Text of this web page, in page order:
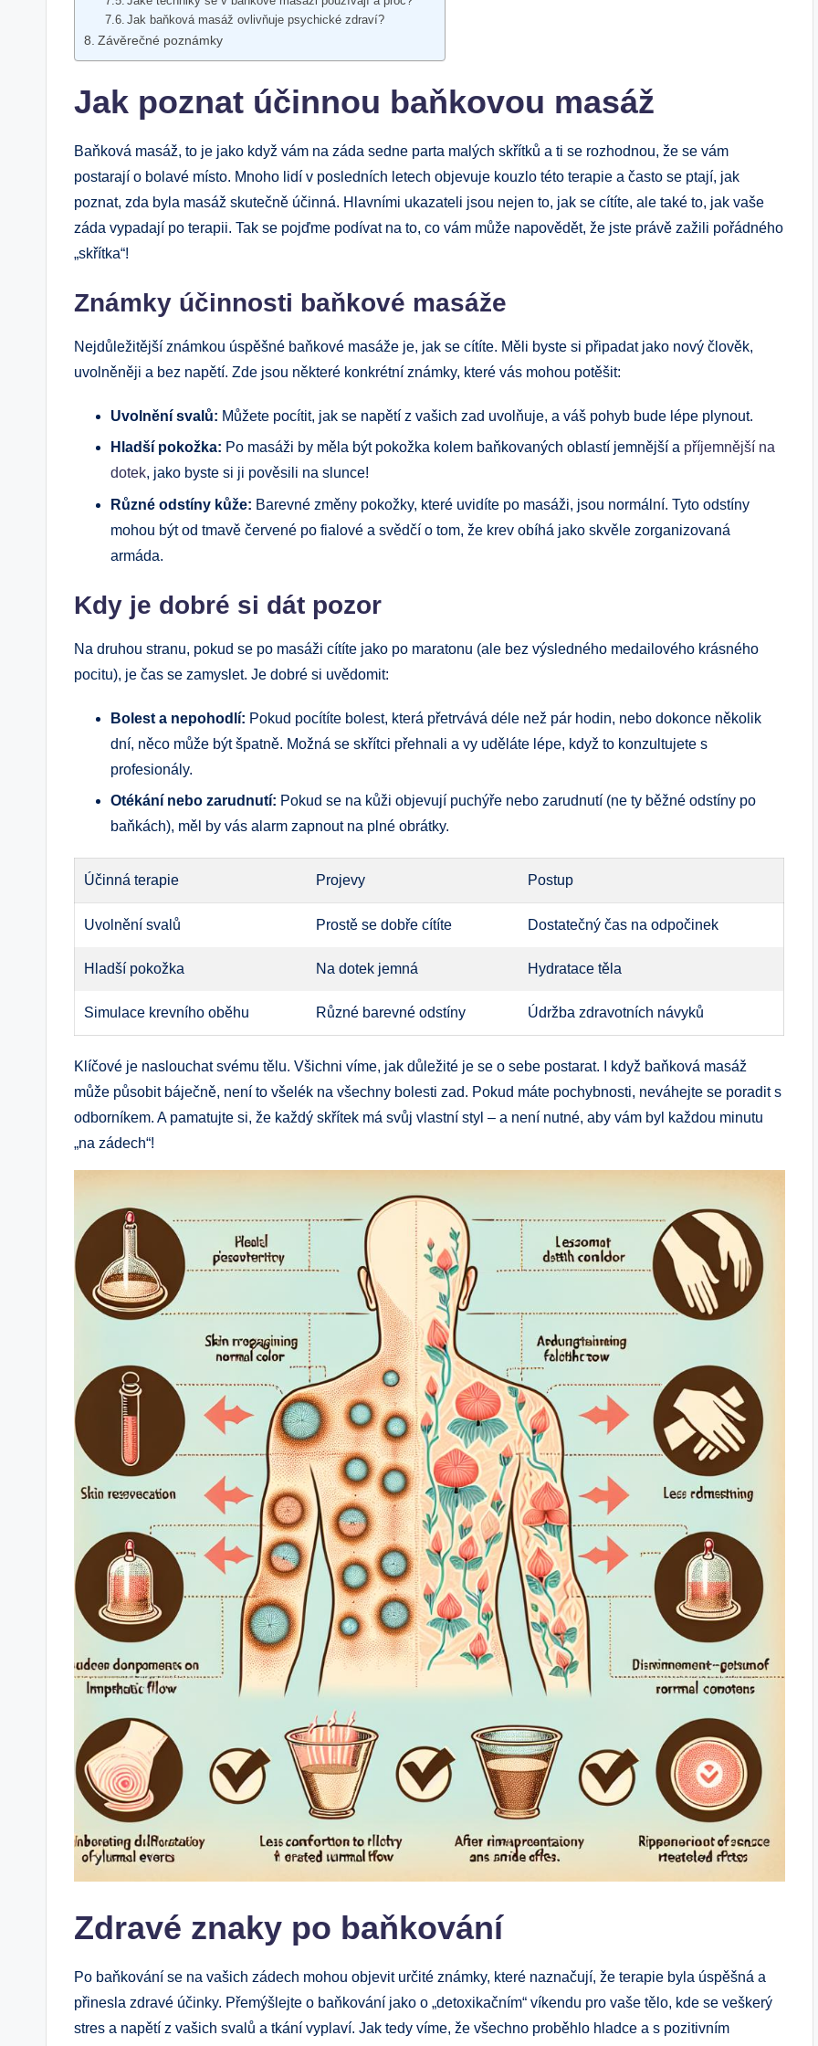
Jak baňková masáž ovlivňuje psychické zdraví?
Závěrečné poznámky
Jak poznat účinnou baňkovou masáž
Baňková masáž, to je jako když vám na záda sedne parta malých skřítků a ti se rozhodnou, že se vám
postarají o bolavé místo. Mnoho lidí v posledních letech objevuje kouzlo této terapie a často se ptají, jak
poznat, zda byla masáž skutečně účinná. Hlavními ukazateli jsou nejen to, jak se cítíte, ale také to, jak vaše
záda vypadají po terapii. Tak se pojďme podívat na to, co vám může napovědět, že jste právě zažili pořádného
„skřítka“!
Známky účinnosti baňkové masáže
Nejdůležitější známkou úspěšné baňkové masáže je, jak se cítíte. Měli byste si připadat jako nový člověk,
uvolněněji a bez napětí. Zde jsou některé konkrétní známky, které vás mohou potěšit:
Uvolnění svalů: Můžete pocítit, jak se napětí z vašich zad uvolňuje, a váš pohyb bude lépe plynout.
Hladší pokožka: Po masáži by měla být pokožka kolem baňkovaných oblastí jemnější a příjemnější na
dotek, jako byste si ji pověsili na slunce!
Různé odstíny kůže: Barevné změny pokožky, které uvidíte po masáži, jsou normální. Tyto odstíny
mohou být od tmavě červené po fialové a svědčí o tom, že krev obíhá jako skvěle zorganizovaná
armáda.
Kdy je dobré si dát pozor
Na druhou stranu, pokud se po masáži cítíte jako po maratonu (ale bez výsledného medailového krásného
pocitu), je čas se zamyslet. Je dobré si uvědomit:
Bolest a nepohodlí: Pokud pocítíte bolest, která přetrvává déle než pár hodin, nebo dokonce několik
dní, něco může být špatně. Možná se skřítci přehnali a vy uděláte lépe, když to konzultujete s
profesionály.
Otékání nebo zarudnutí: Pokud se na kůži objevují puchýře nebo zarudnutí (ne ty běžné odstíny po
baňkách), měl by vás alarm zapnout na plné obrátky.
Účinná terapie Projevy Postup
Uvolnění svalů Prostě se dobře cítíte Dostatečný čas na odpočinek
Hladší pokožka Na dotek jemná Hydratace těla
Simulace krevního oběhu Různé barevné odstíny Údržba zdravotních návyků
Klíčové je naslouchat svému tělu. Všichni víme, jak důležité je se o sebe postarat. I když baňková masáž
může působit báječně, není to všelék na všechny bolesti zad. Pokud máte pochybnosti, neváhejte se poradit s
odborníkem. A pamatujte si, že každý skřítek má svůj vlastní styl – a není nutné, aby vám byl každou minutu
„na zádech“!
Zdravé znaky po baňkování
Po baňkování se na vašich zádech mohou objevit určité známky, které naznačují, že terapie byla úspěšná a
přinesla zdravé účinky. Přemýšlejte o baňkování jako o „detoxikačním“ víkendu pro vaše tělo, kde se veškerý
stres a napětí z vašich svalů a tkání vyplaví. Jak tedy víme, že všechno proběhlo hladce a s pozitivním